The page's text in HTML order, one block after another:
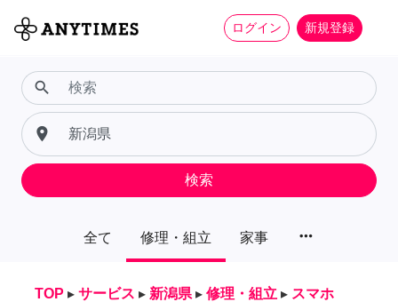
ログイン 新規登録
全て 修理・組立 家事 more_horiz
search
place
検索
TOP ▸ サービス ▸ 新潟県 ▸ 修理・組立 ▸ スマホ